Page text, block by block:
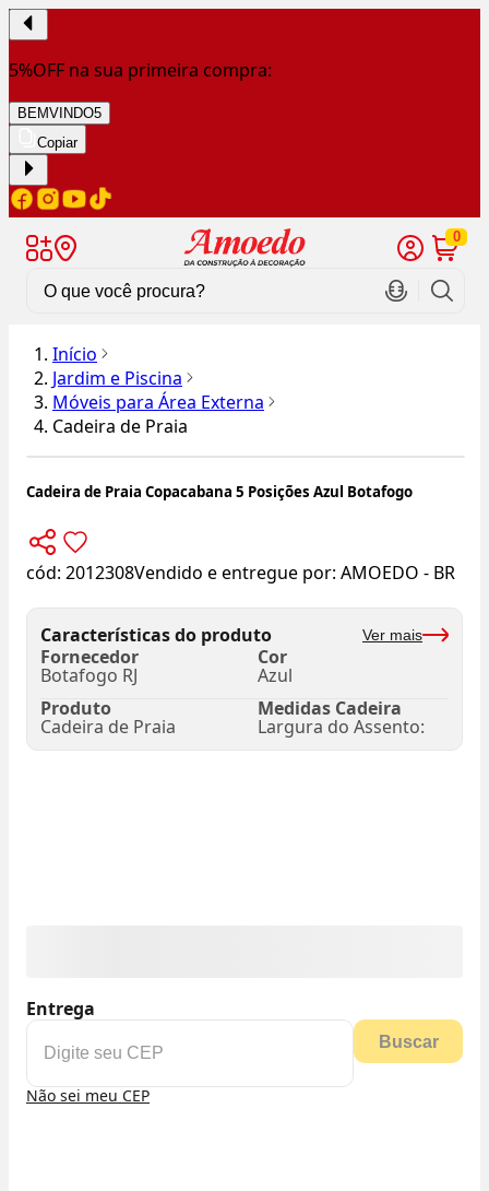
5%OFF na sua primeira compra:
BEMVINDO5
Copiar
0
Início
Jardim e Piscina
Móveis para Área Externa
Cadeira de Praia
Cadeira de Praia Copacabana 5 Posições Azul Botafogo
cód: 2012308Vendido e entregue por: AMOEDO - BR
Características do produto Ver mais
Fornecedor
Botafogo RJ
Cor
Azul
Produto
Cadeira de Praia
Medidas Cadeira
Largura do Assento:
Entrega
Buscar
Não sei meu CEP